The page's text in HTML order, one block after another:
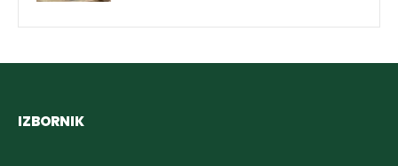
IZBORNIK